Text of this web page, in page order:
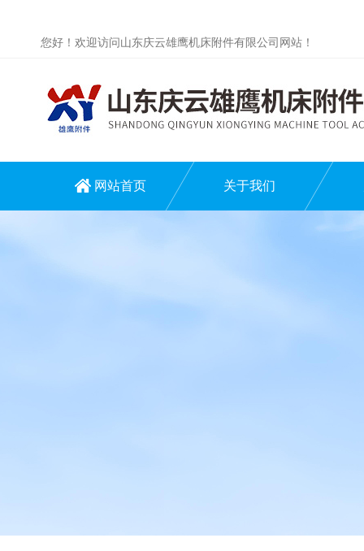
您好！欢迎访问山东庆云雄鹰机床附件有限公司网站！
网站首页 关于我们